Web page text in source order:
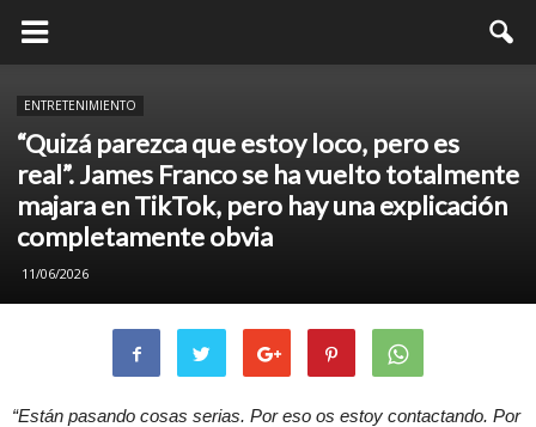
ENTRETENIMIENTO
“Quizá parezca que estoy loco, pero es
real”. James Franco se ha vuelto totalmente
majara en TikTok, pero hay una explicación
completamente obvia
11/06/2026
“Están pasando cosas serias. Por eso os estoy contactando. Por